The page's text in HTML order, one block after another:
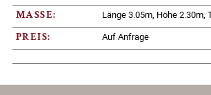
MASSE: Länge 3.05m, Höhe 2.30m,
PREIS: Auf Anfrage